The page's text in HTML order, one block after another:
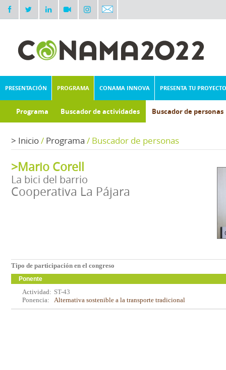
PRESENTACIÓN PROGRAMA CONAMA INNOVA PRESENTA TU PROYECTO
Programa Buscador de actividades Buscador de personas
> Inicio/ Programa / Buscador de personas
>Mario Corell
La bici del barrio
Cooperativa La Pájara
Tipo de participación en el congreso
Ponente
Actividad: ST-43
Ponencia:
Alternativa sostenible a la transporte tradicional